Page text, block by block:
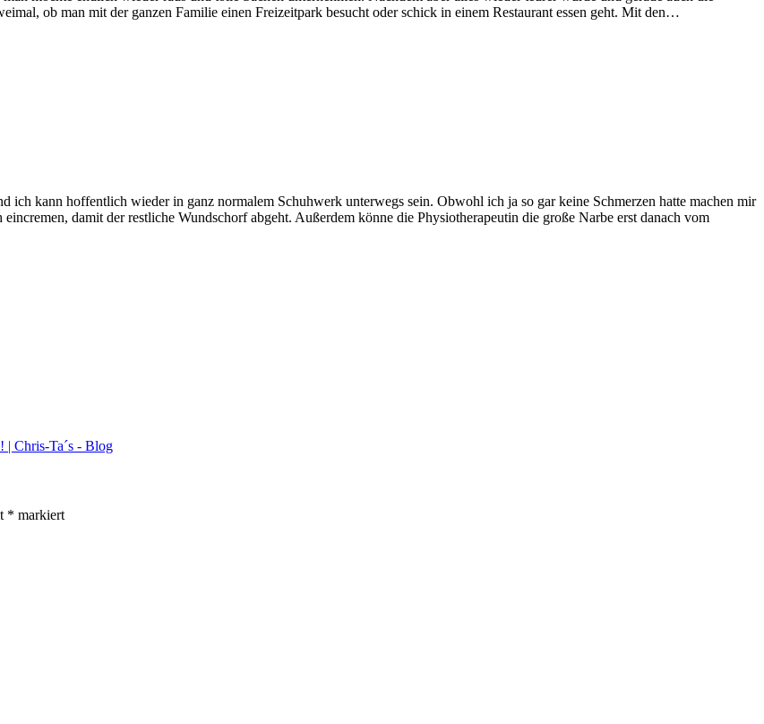
ob man mit der ganzen Familie einen Freizeitpark besucht oder schick in einem Restaurant essen geht. Mit den…
kann hoffentlich wieder in ganz normalem Schuhwerk unterwegs sein. Obwohl ich ja so gar keine Schmerzen hatte machen mir
damit der restliche Wundschorf abgeht. Außerdem könne die Physiotherapeutin die große Narbe erst danach vom
Chris-Ta´s - Blog
* markiert